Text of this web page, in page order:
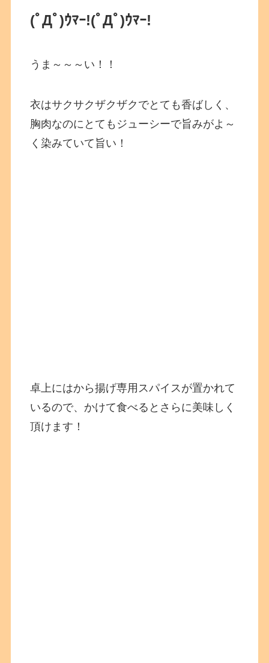
(ﾟДﾟ)ｳﾏｰ!(ﾟДﾟ)ｳﾏｰ!
うま～～～い！！
衣はサクサクザクザクでとても香ばしく、
胸肉なのにとてもジューシーで旨みがよ～
く染みていて旨い！
卓上にはから揚げ専用スパイスが置かれて
いるので、かけて食べるとさらに美味しく
頂けます！